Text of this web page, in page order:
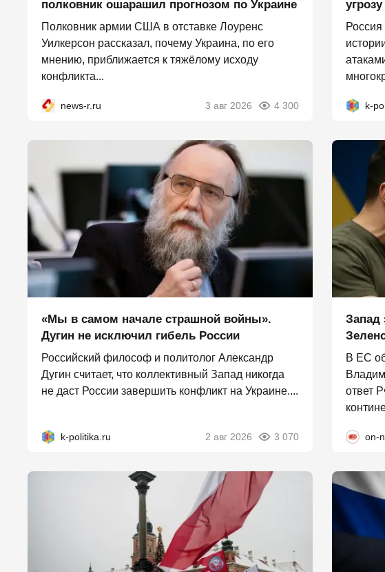
полковник ошарашил прогнозом по Украине
Полковник армии США в отставке Лоуренс
Уилкерсон рассказал, почему Украина, по его
мнению, приближается к тяжёлому исходу
конфликта...
news-r.ru 3 авг 2026 4 300
угрозу
k-
«Мы в самом начале страшной войны».
Дугин не исключил гибель России
Российский философ и политолог Александр
Дугин считает, что коллективный Запад никогда
не даст России завершить конфликт на Украине....
k-politika.ru 2 авг 2026 3 070
Запад
В ЕС
ответ
on-